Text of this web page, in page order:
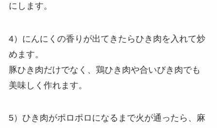
にします。
4）にんにくの香りが出てきたらひき肉を入れて炒
めます。
豚ひき肉だけでなく、鶏ひき肉や合いびき肉でも
美味しく作れます。
5）ひき肉がポロポロになるまで火が通ったら、麻